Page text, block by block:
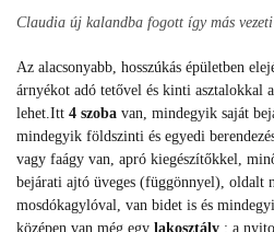
Claudia új kalandba fogott így más
Az alacsonyabb, hosszúkás épületben
árnyékot adó tetővel és kinti asztalokkal
lehet.Itt 4 szoba van, mindegyik saját
mindegyik földszinti és egyedi
vagy faágy van, apró kiegészítőkkel,
bejárati ajtó üveges (függönnyel), oldalt
mosdókagylóval, van bidet is és
középen van még egy lakosztály : a